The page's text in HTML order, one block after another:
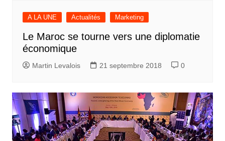
A LA UNE Actualités Marketing
Le Maroc se tourne vers une diplomatie
économique
Martin Levalois 21 septembre 2018 0